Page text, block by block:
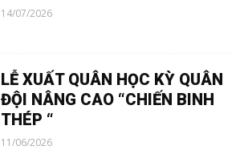
14/07/2026
LỄ XUẤT QUÂN HỌC KỲ QUÂN
ĐỘI NÂNG CAO “CHIẾN BINH
THÉP “
11/06/2026